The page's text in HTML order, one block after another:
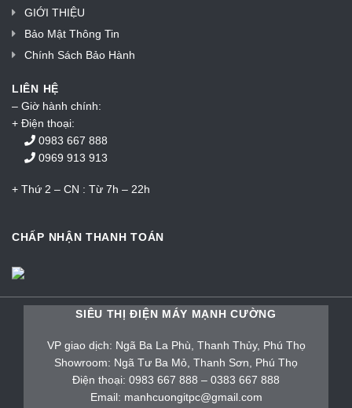
GIỚI THIỆU
Bảo Mật Thông Tin
Chính Sách Bảo Hành
LIÊN HỆ
– Giờ hành chính:
+ Điện thoại:
0983 667 888
0969 913 913
+ Thứ 2 – CN : Từ 7h – 22h
CHẤP NHẬN THANH TOÁN
SIÊU THỊ ĐIỆN MÁY MẠNH CƯỜNG
VP giao dịch: Ngã Ba La Phù, Thanh Thủy, Phú Thọ
Showroom: Ngã Tư Ba Mỏ, Thanh Sơn, Phú Thọ
Điện thoại: 0983 667 888 – 0383 667 888
Email: manhcuongitpc@gmail.com